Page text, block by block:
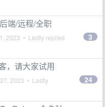
端/远程/全职
2023 • Lastly replied
3
，请大家试用
2023 • Lastly
24